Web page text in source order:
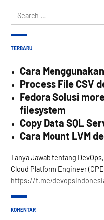
Search
for:
TERBARU
Cara
Process File CSV
Fedora Solusi
filesystem
Copy Data SQL
Cara Mount LVM
Tanya Jawab tentang
Cloud Platform Engineer
https://t.me/
KOMENTAR